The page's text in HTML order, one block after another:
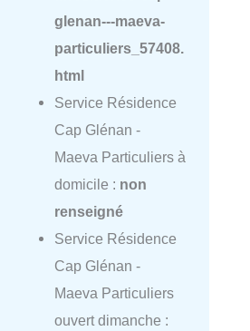
glenan---maeva-
particuliers_57408.
html
Service Résidence
Cap Glénan -
Maeva Particuliers à
domicile : non
renseigné
Service Résidence
Cap Glénan -
Maeva Particuliers
ouvert dimanche :